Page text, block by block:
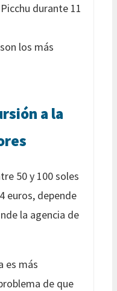
durante 11
los más
a la
50 y 100 soles
euros, depende
la agencia de
es más
de que